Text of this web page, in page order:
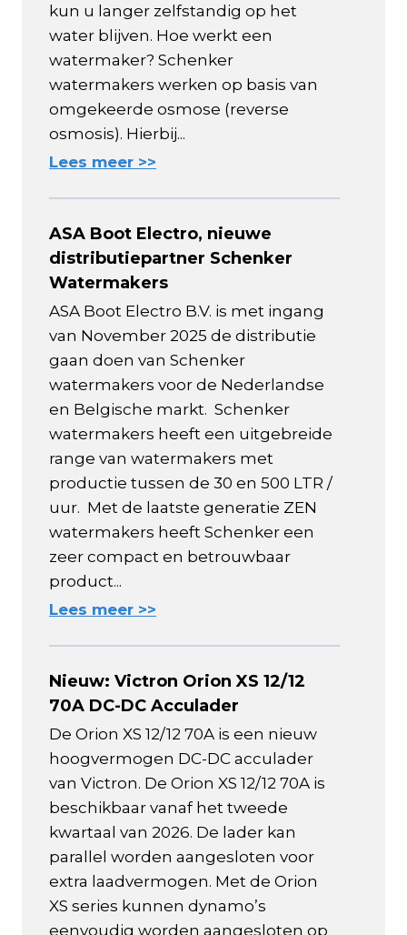
kun u langer zelfstandig op het
water blijven. Hoe werkt een
watermaker? Schenker
watermakers werken op basis van
omgekeerde osmose (reverse
osmosis). Hierbij...
Lees meer >>
ASA Boot Electro, nieuwe
distributiepartner Schenker
Watermakers
ASA Boot Electro B.V. is met ingang
van November 2025 de distributie
gaan doen van Schenker
watermakers voor de Nederlandse
en Belgische markt. Schenker
watermakers heeft een uitgebreide
range van watermakers met
productie tussen de 30 en 500 LTR /
uur. Met de laatste generatie ZEN
watermakers heeft Schenker een
zeer compact en betrouwbaar
product...
Lees meer >>
Nieuw: Victron Orion XS 12/12
70A DC-DC Acculader
De Orion XS 12/12 70A is een nieuw
hoogvermogen DC-DC acculader
van Victron. De Orion XS 12/12 70A is
beschikbaar vanaf het tweede
kwartaal van 2026. De lader kan
parallel worden aangesloten voor
extra laadvermogen. Met de Orion
XS series kunnen dynamo’s
eenvoudig worden aangesloten op